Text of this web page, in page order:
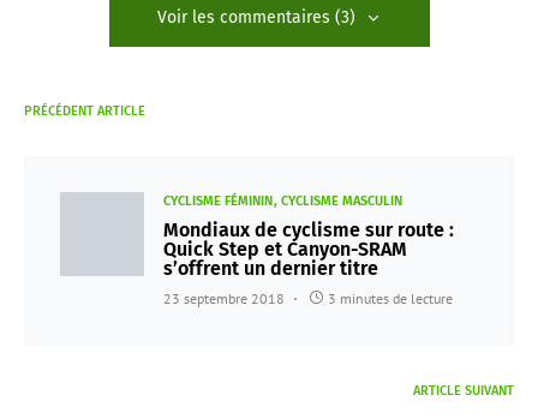
Voir les commentaires (3)
PRÉCÉDENT ARTICLE
CYCLISME FÉMININ CYCLISME MASCULIN
Mondiaux de cyclisme sur route :
Quick Step et Canyon-SRAM
s’offrent un dernier titre
23 septembre 2018 3 minutes de lecture
ARTICLE SUIVANT